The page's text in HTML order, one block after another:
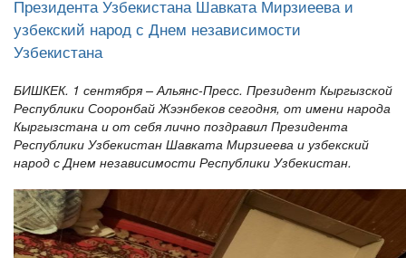
Президента Узбекистана Шавката Мирзиеева и
узбекский народ с Днем независимости
Узбекистана
БИШКЕК. 1 сентября – Альянс-Пресс. Президент Кыргызской
Республики Сооронбай Жээнбеков сегодня, от имени народа
Кыргызстана и от себя лично поздравил Президента
Республики Узбекистан Шавката Мирзиеева и узбекский
народ с Днем независимости Республики Узбекистан.